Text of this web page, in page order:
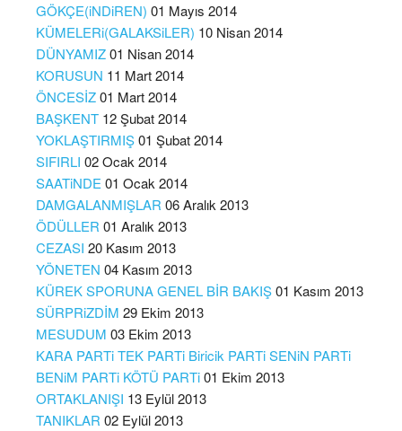
GÖKÇE(iNDiREN) 01 Mayıs 2014
KÜMELERi(GALAKSiLER) 10 Nisan 2014
DÜNYAMIZ01 Nisan 2014
KORUSUN 11 Mart 2014
ÖNCESİZ01 Mart 2014
BAŞKENT 12 Şubat 2014
YOKLAŞTIRMIŞ01 Şubat 2014
SIFIRLI 02 Ocak 2014
SAATiNDE 01 Ocak 2014
DAMGALANMIŞLAR 06 Aralık 2013
ÖDÜLLER 01 Aralık 2013
CEZASI 20 Kasım 2013
YÖNETEN 04 Kasım 2013
KÜREK SPORUNA GENEL BİR BAKIŞ01 Kasım 2013
SÜRPRiZDİM 29 Ekim 2013
MESUDUM 03 Ekim 2013
KARA PARTi TEK PARTi Biricik PARTi SENiN PARTi
BENiM PARTi KÖTÜ PARTi01 Ekim 2013
ORTAKLANIŞI 13 Eylül 2013
TANIKLAR 02 Eylül 2013